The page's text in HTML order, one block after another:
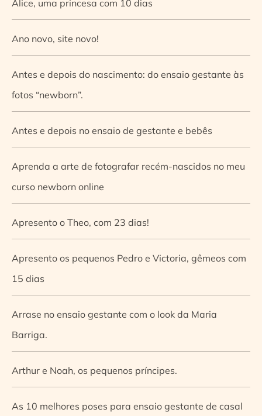
Alice, uma princesa com 10 dias
Ano novo, site novo!
Antes e depois do nascimento: do ensaio gestante às
fotos “newborn”.
Antes e depois no ensaio de gestante e bebês
Aprenda a arte de fotografar recém-nascidos no meu
curso newborn online
Apresento o Theo, com 23 dias!
Apresento os pequenos Pedro e Victoria, gêmeos com
15 dias
Arrase no ensaio gestante com o look da Maria
Barriga.
Arthur e Noah, os pequenos príncipes.
As 10 melhores poses para ensaio gestante de casal